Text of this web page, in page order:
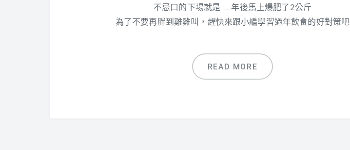
不忌口的下場就是……年後馬上爆肥了2公斤
為了不要再胖到雞雞叫，趕快來跟小編學習過年飲食的好對策吧
READ MORE